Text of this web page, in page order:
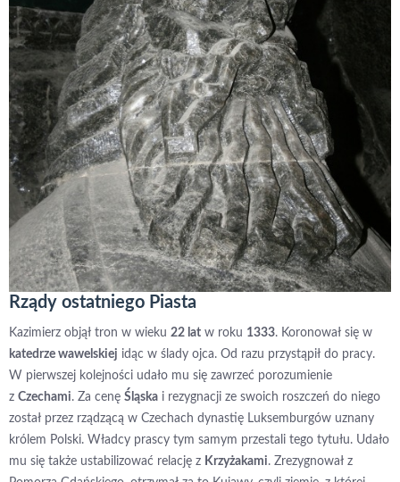
Rządy ostatniego Piasta
Kazimierz objął tron w wieku 22 lat w roku 1333. Koronował się w
katedrze wawelskiej idąc w ślady ojca. Od razu przystąpił do pracy.
W pierwszej kolejności udało mu się zawrzeć porozumienie
z Czechami. Za cenę Śląska i rezygnacji ze swoich roszczeń do niego
został przez rządzącą w Czechach dynastię Luksemburgów uznany
królem Polski. Władcy prascy tym samym przestali tego tytułu. Udało
mu się także ustabilizować relację z Krzyżakami. Zrezygnował z